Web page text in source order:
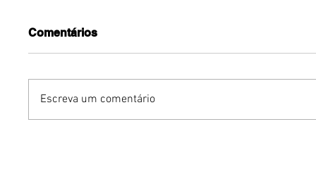
Comentários
Escreva um comentário